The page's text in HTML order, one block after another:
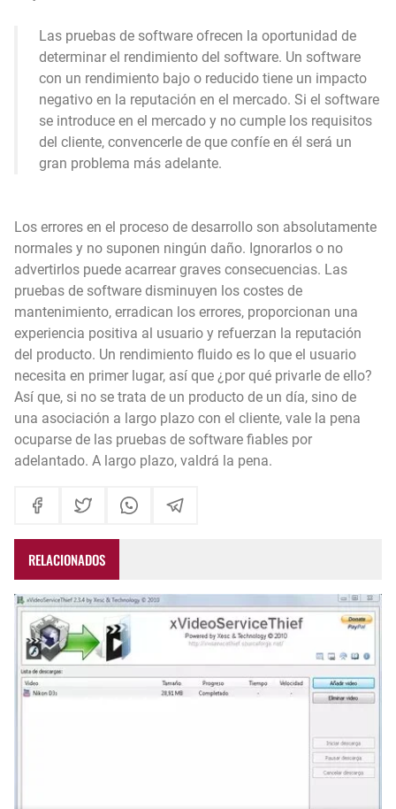
Las pruebas de software ofrecen la oportunidad de
determinar el rendimiento del software. Un software
con un rendimiento bajo o reducido tiene un impacto
negativo en la reputación en el mercado. Si el software
se introduce en el mercado y no cumple los requisitos
del cliente, convencerle de que confíe en él será un
gran problema más adelante.
Los errores en el proceso de desarrollo son absolutamente
normales y no suponen ningún daño. Ignorarlos o no
advertirlos puede acarrear graves consecuencias. Las
pruebas de software disminuyen los costes de
mantenimiento, erradican los errores, proporcionan una
experiencia positiva al usuario y refuerzan la reputación
del producto. Un rendimiento fluido es lo que el usuario
necesita en primer lugar, así que ¿por qué privarle de ello?
Así que, si no se trata de un producto de un día, sino de
una asociación a largo plazo con el cliente, vale la pena
ocuparse de las pruebas de software fiables por
adelantado. A largo plazo, valdrá la pena.
RELACIONADOS